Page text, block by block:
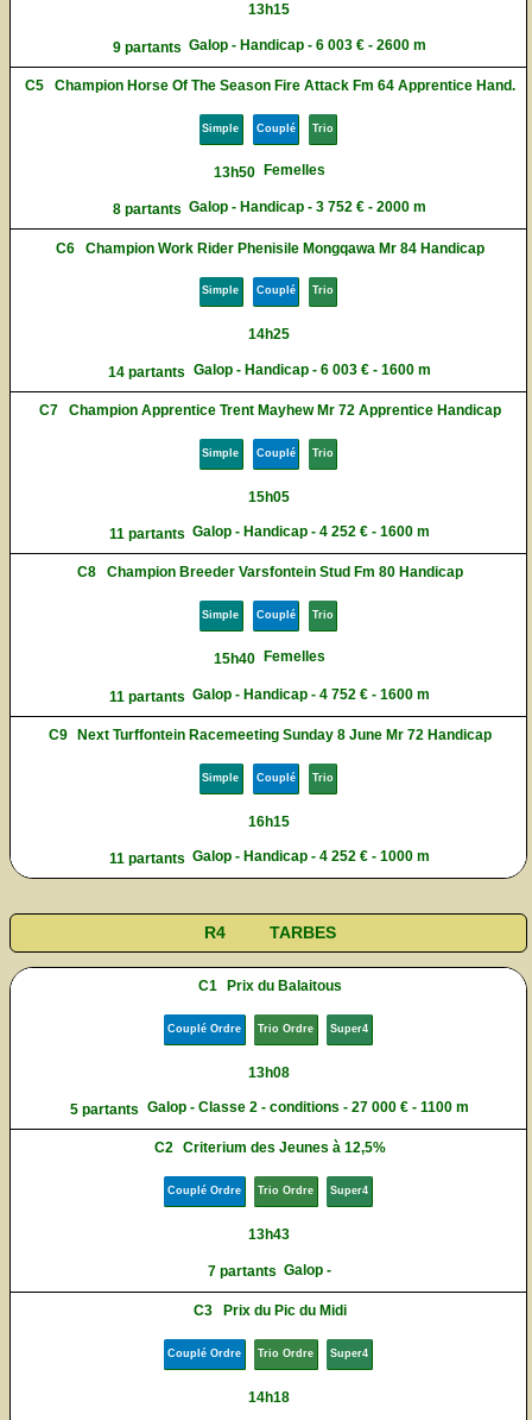
13h15
9 partants Galop - Handicap - 6 003 € - 2600 m
C5 Champion Horse Of The Season Fire Attack Fm 64 Apprentice Hand.
Simple Couplé Trio
13h50 Femelles
8 partants Galop - Handicap - 3 752 € - 2000 m
C6 Champion Work Rider Phenisile Mongqawa Mr 84 Handicap
Simple Couplé Trio
14h25
14 partants Galop - Handicap - 6 003 € - 1600 m
C7 Champion Apprentice Trent Mayhew Mr 72 Apprentice Handicap
Simple Couplé Trio
15h05
11 partants Galop - Handicap - 4 252 € - 1600 m
C8 Champion Breeder Varsfontein Stud Fm 80 Handicap
Simple Couplé Trio
15h40 Femelles
11 partants Galop - Handicap - 4 752 € - 1600 m
C9 Next Turffontein Racemeeting Sunday 8 June Mr 72 Handicap
Simple Couplé Trio
16h15
11 partants Galop - Handicap - 4 252 € - 1000 m
R4 TARBES
C1 Prix du Balaitous
Couplé Ordre Trio Ordre Super4
13h08
5 partants Galop - Classe 2 - conditions - 27 000 € - 1100 m
C2 Criterium des Jeunes à 12,5%
Couplé Ordre Trio Ordre Super4
13h43
7 partants Galop -
C3 Prix du Pic du Midi
Couplé Ordre Trio Ordre Super4
14h18